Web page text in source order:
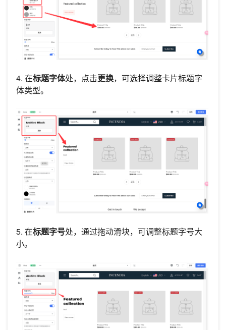
4. 在标题字体处，点击更换，可选择调整卡片标题字
体类型。
5. 在标题字号处，通过拖动滑块，可调整标题字号大
小。